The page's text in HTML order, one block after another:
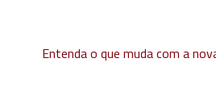
Entenda o que muda com a